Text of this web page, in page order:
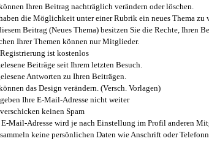
Ihren Beitrag nachträglich verändern oder löschen.
die Möglichkeit unter einer Rubrik ein neues Thema zu
Beitrag (Neues Thema) besitzen Sie die Rechte, Ihren
Ihrer Themen können nur Mitglieder.
ist kostenlos
Beiträge seit Ihrem letzten Besuch.
Antworten zu Ihren Beiträgen.
das Design verändern. (Versch. Vorlagen)
Ihre E-Mail-Adresse nicht weiter
keinen Spam
E-Mail-Adresse wird je nach Einstellung im Profil anderen
keine persönlichen Daten wie Anschrift oder